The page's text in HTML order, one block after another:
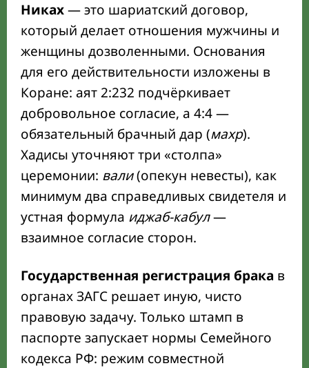
Никах— это шариатский договор,
который делает отношения мужчины и
женщины дозволенными. Основания
для его действительности изложены в
Коране: аят 2:232 подчёркивает
добровольное согласие, а 4:4 —
обязательный брачный дар (махр).
Хадисы уточняют три «столпа»
церемонии: вали(опекун невесты), как
минимум два справедливых свидетеля и
устная формула иджаб-кабул—
взаимное согласие сторон.
Государственная регистрация брака в
органах ЗАГС решает иную, чисто
правовую задачу. Только штамп в
паспорте запускает нормы Семейного
кодекса РФ: режим совместной